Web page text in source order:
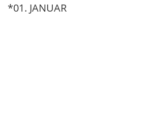
*01. JANUAR